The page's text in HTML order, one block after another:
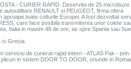
- CURIER RAPID. Deservita de 25 microbuze
autoutilitare RENAULT si PEUGEOT, firma ofera
aproape toate colturile Europei. A fost dezvoltat
care face posibila transmiterea unor colete
Italia in maxim 48 de ore, iar spre Spania sau
si Grecia.
serviciu de curierat rapid intern - ATLAS Pak - prin
in sistem DOOR TO DOOR, oriunde in